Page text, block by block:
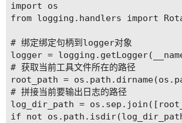
import os
from logging.handlers import
# 绑定绑定句柄到logger对象
logger =
# 获取当前⼯具⽂件所在的路径
root_path =
# 拼接当前要输出⽇志的路径
log_dir_path =
if not